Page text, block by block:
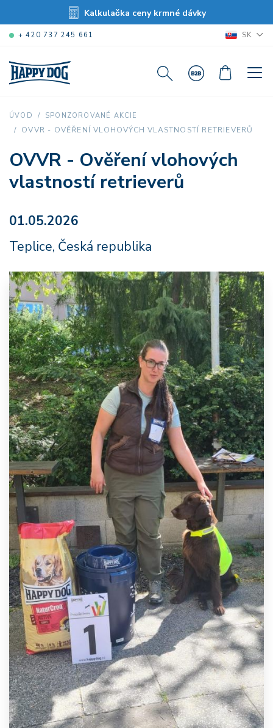
Kalkulačka ceny krmné dávky
+ 420 737 245 661 SK
ÚVOD SPONZOROVANÉ AKCIE
OVVR - OVĚŘENÍ VLOHOVÝCH VLASTNOSTÍ RETRIEVERŮ
OVVR - Ověření vlohových
vlastností retrieverů
01.05.2026
Teplice, Česká republika